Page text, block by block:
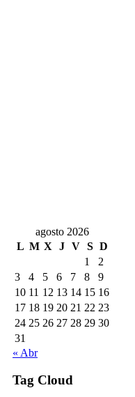
agosto 2026
L M X J V S D
1
2
3
4 5 6 7 8
9
10 11 12 13 14 15 16
17 18 19 20 21 22 23
24 25 26 27 28 29 30
31
« Abr
Tag Cloud